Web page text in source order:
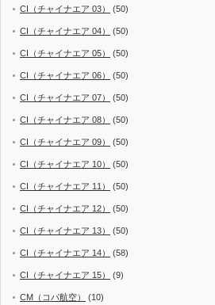
CI（チャイナエア 03） (50)
CI（チャイナエア 04） (50)
CI（チャイナエア 05） (50)
CI（チャイナエア 06） (50)
CI（チャイナエア 07） (50)
CI（チャイナエア 08） (50)
CI（チャイナエア 09） (50)
CI（チャイナエア 10） (50)
CI（チャイナエア 11） (50)
CI（チャイナエア 12） (50)
CI（チャイナエア 13） (50)
CI（チャイナエア 14） (58)
CI（チャイナエア 15） (9)
CM（コパ航空） (10)